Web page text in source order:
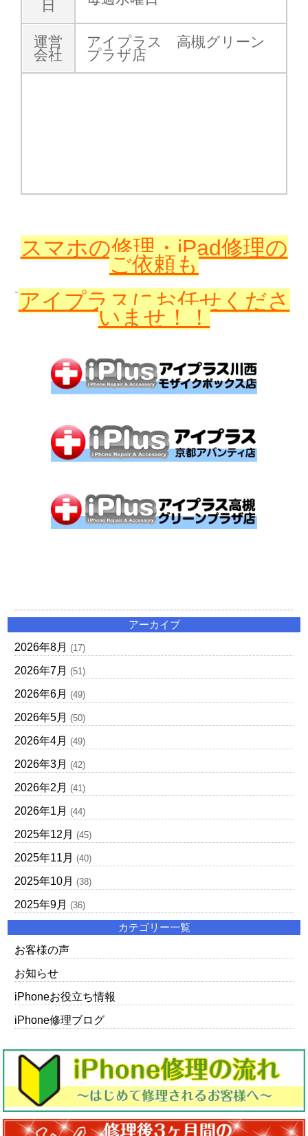
日
運営
会社
アイプラス 高槻グリーン
プラザ店
スマホの修理・iPad修理の
ご依頼も
アイプラスに お任せくださ
いませ！！
アーカイブ
2026年8月 (17)
2026年7月 (51)
2026年6月 (49)
2026年5月 (50)
2026年4月 (49)
2026年3月 (42)
2026年2月 (41)
2026年1月 (44)
2025年12月 (45)
2025年11月 (40)
2025年10月 (38)
2025年9月 (36)
カテゴリー一覧
お客様の声
お知らせ
iPhoneお役立ち情報
iPhone修理ブログ